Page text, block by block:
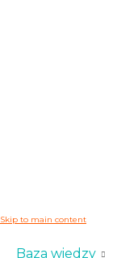
Skip to main content
Baza wiedzy